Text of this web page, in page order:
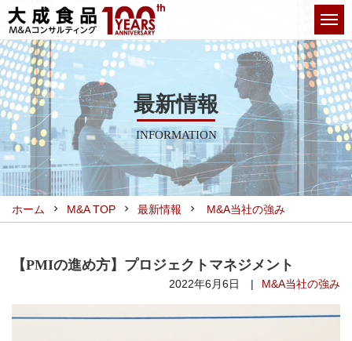
M&Aとは
大成食品の強み
業種別M&A
M&A事例
最新情報
お問い合わせ
最新情報
INFORMATION
ホーム M&A TOP 最新情報 M&A当社の強み
【PMIの進め方】プロジェクトマネジメント
2022年6月6日 M&A当社の強み